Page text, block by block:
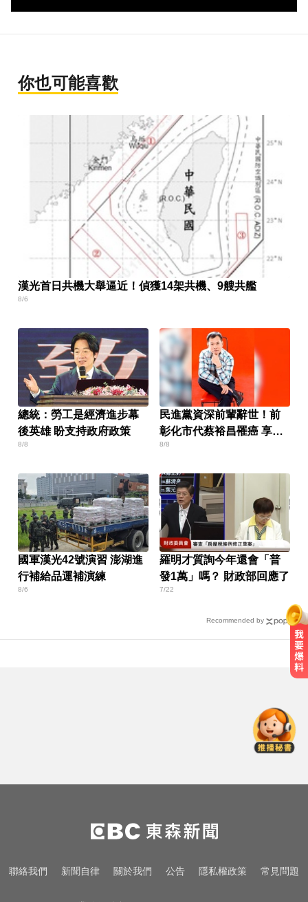
你也可能喜歡
漢光首日共機大舉逼近！偵獲14架共機、9艘共艦
8/6
總統：勞工是經濟進步幕
後英雄 盼支持政府政策
8/8
民進黨資深前輩辭世！前
彰化市代蔡裕昌罹癌 享壽
71歲
8/8
國軍漢光42號演習 澎湖進
行補給品運補演練
8/6
羅明才質詢今年還會「普
發1萬」嗎？ 財政部回應了
7/22
Recommended by
以欣71字發聲反駁
MLB／大谷10局致勝安當救世主！
道奇險勝響尾蛇終止7連敗
出國注意！2國拒台人入境、扣護照
聯絡我們 新聞自律 關於我們 公告 隱私權政策 常見問題